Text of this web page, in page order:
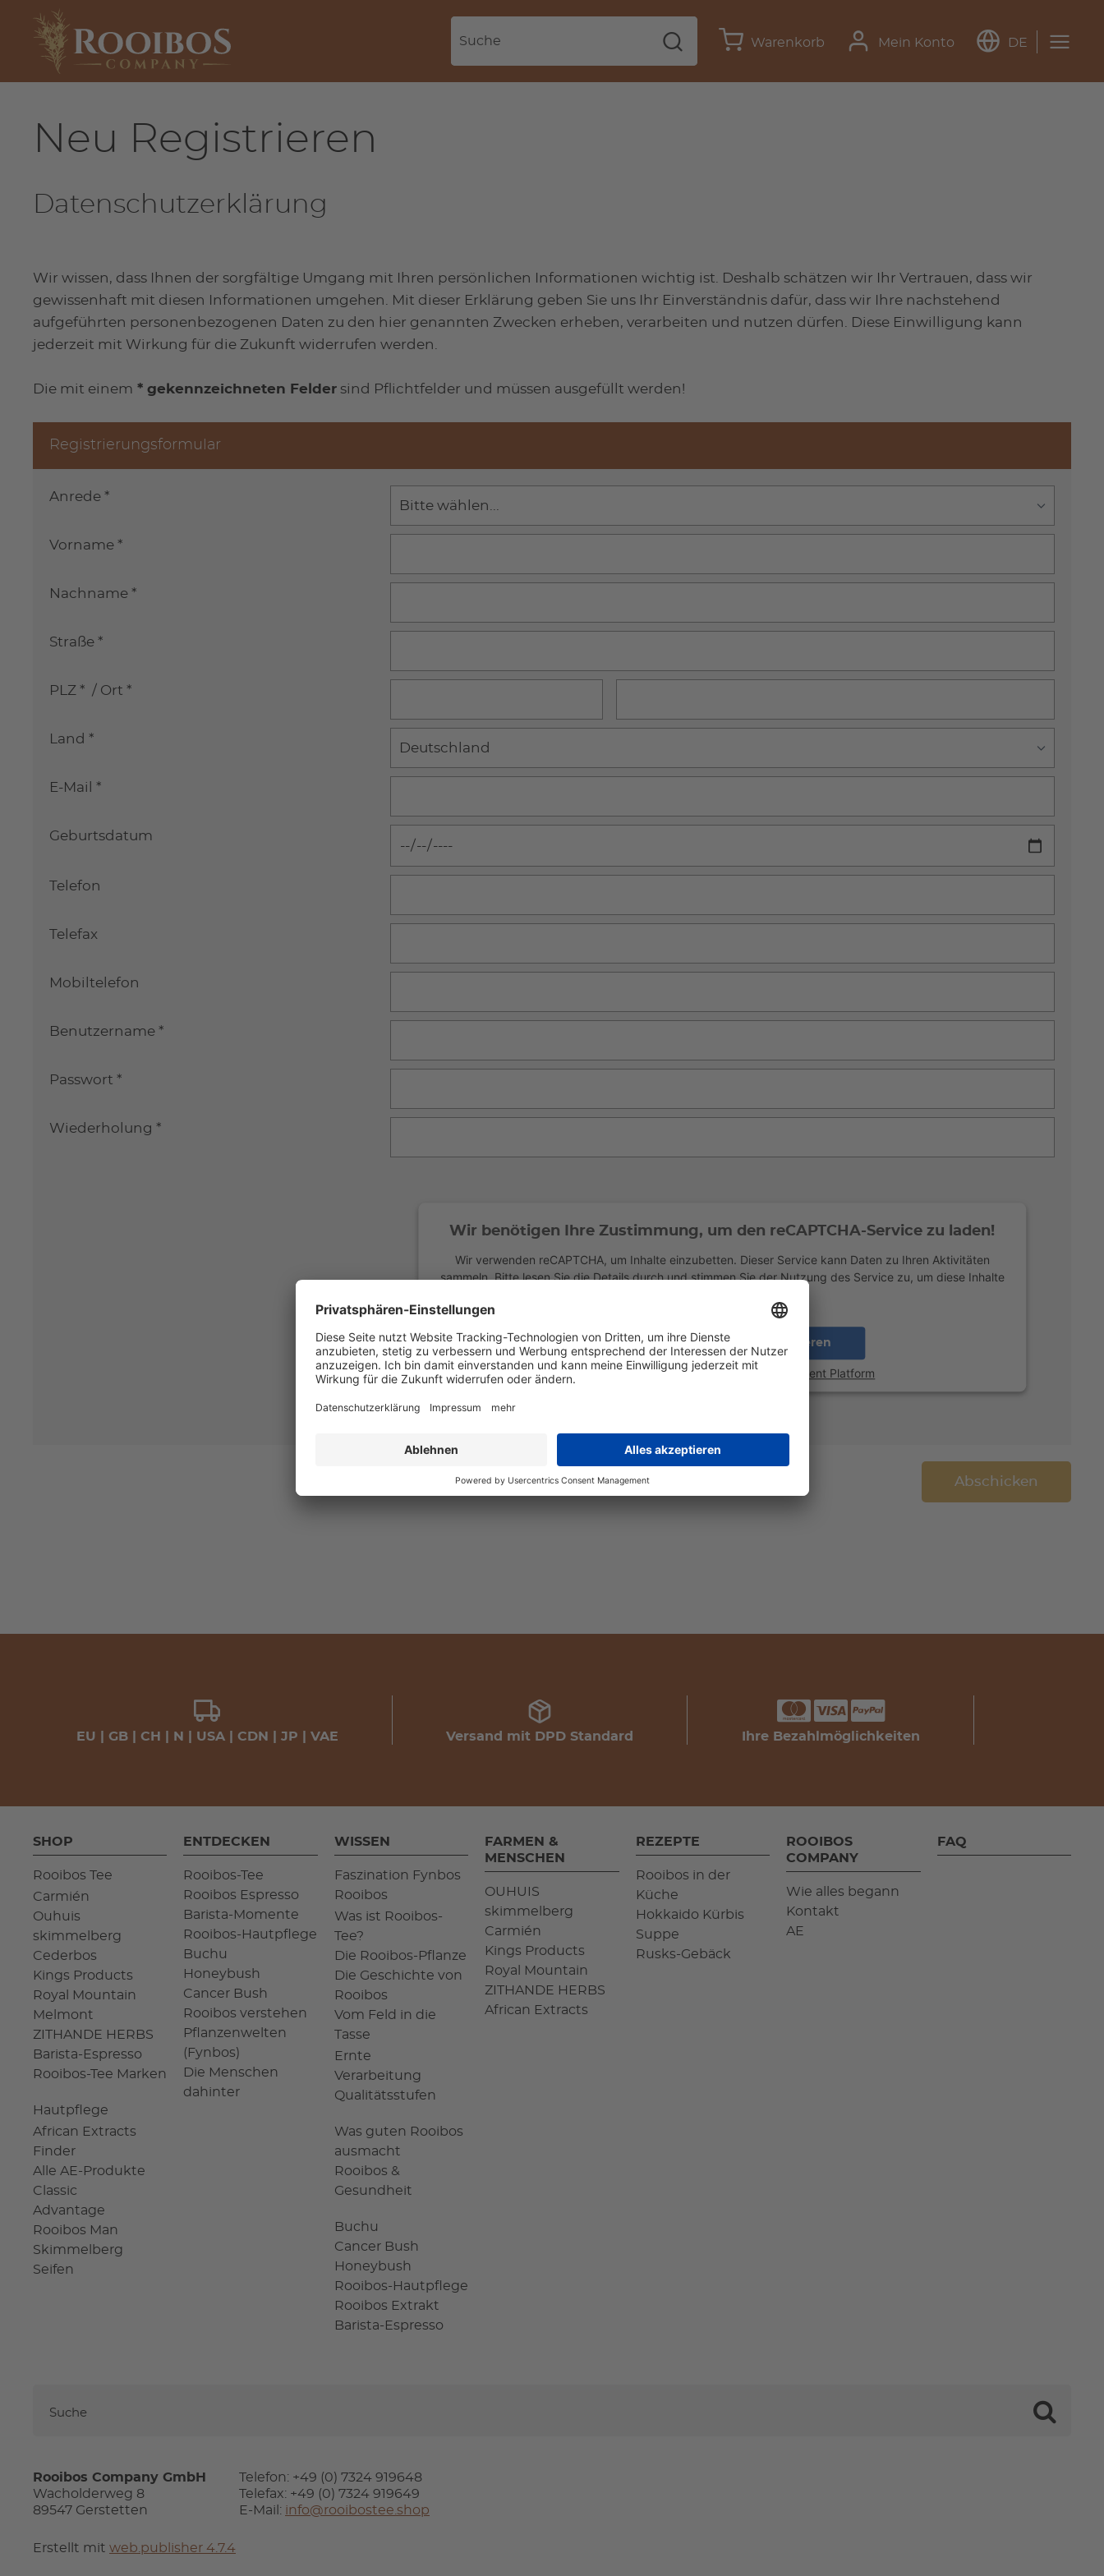
Warenkorb Mein Konto DE
Neu Registrieren
Datenschutzerklärung
Wir wissen, dass Ihnen der sorgfältige Umgang mit Ihren persönlichen Informationen wichtig ist. Deshalb schätzen wir Ihr Vertrauen, dass wir
gewissenhaft mit diesen Informationen umgehen. Mit dieser Erklärung geben Sie uns Ihr Einverständnis dafür, dass wir Ihre nachstehend
aufgeführten personenbezogenen Daten zu den hier genannten Zwecken erheben, verarbeiten und nutzen dürfen. Diese Einwilligung kann
jederzeit mit Wirkung für die Zukunft widerrufen werden.
Die mit einem * gekennzeichneten Felder sind Pflichtfelder und müssen ausgefüllt werden!
Registrierungsformular
Anrede *
Vorname *
Nachname *
Straße *
PLZ * / Ort *
Land *
E-Mail *
Geburtsdatum
Telefon
Telefax
Mobiltelefon
Benutzername *
Passwort *
Wiederholung *
Wir benötigen Ihre Zustimmung, um den reCAPTCHA-Service zu laden!
Wir verwenden reCAPTCHA, um Inhalte einzubetten. Dieser Service kann Daten zu Ihren Aktivitäten
sammeln. Bitte lesen Sie die Details durch und stimmen Sie der Nutzung des Service zu, um diese Inhalte
Mehr Informationen Akzeptieren
powered byUsercentrics Consent Management Platform
EU | GB | CH | N | USA | CDN | JP | VAE Versand mit DPD Standard Ihre Bezahlmöglichkeiten
SHOP
Rooibos Tee
Carmién
Ouhuis
skimmelberg
Cederbos
Kings Products
Royal Mountain
Melmont
ZITHANDE HERBS
Barista-Espresso
Rooibos-Tee Marken
Hautpflege
African Extracts
Finder
Alle AE-Produkte
Classic
Advantage
Rooibos Man
Skimmelberg
Seifen
ENTDECKEN
Rooibos-Tee
Rooibos Espresso
Barista-Momente
Rooibos-Hautpflege
Buchu
Honeybush
Cancer Bush
Rooibos verstehen
Pflanzenwelten
(Fynbos)
Die Menschen
dahinter
WISSEN
Faszination Fynbos
Rooibos
Was ist Rooibos-
Tee?
Die Rooibos-Pflanze
Die Geschichte von
Rooibos
Vom Feld in die
Tasse
Ernte
Verarbeitung
Qualitätsstufen
Was guten Rooibos
ausmacht
Rooibos &
Gesundheit
Buchu
Cancer Bush
Honeybush
Rooibos-Hautpflege
Rooibos Extrakt
Barista-Espresso
FARMEN &
MENSCHEN
OUHUIS
skimmelberg
Carmién
Kings Products
Royal Mountain
ZITHANDE HERBS
African Extracts
REZEPTE
Rooibos in der
Küche
Hokkaido Kürbis
Suppe
Rusks-Gebäck
ROOIBOS
COMPANY
Wie alles begann
Kontakt
AE
FAQ
Rooibos Company GmbH
Wacholderweg 8
89547 Gerstetten
Telefon: +49 (0) 7324 919648
Telefax: +49 (0) 7324 919649
E-Mail: info@rooibostee.shop
Erstellt mit web.publisher 4.7.4